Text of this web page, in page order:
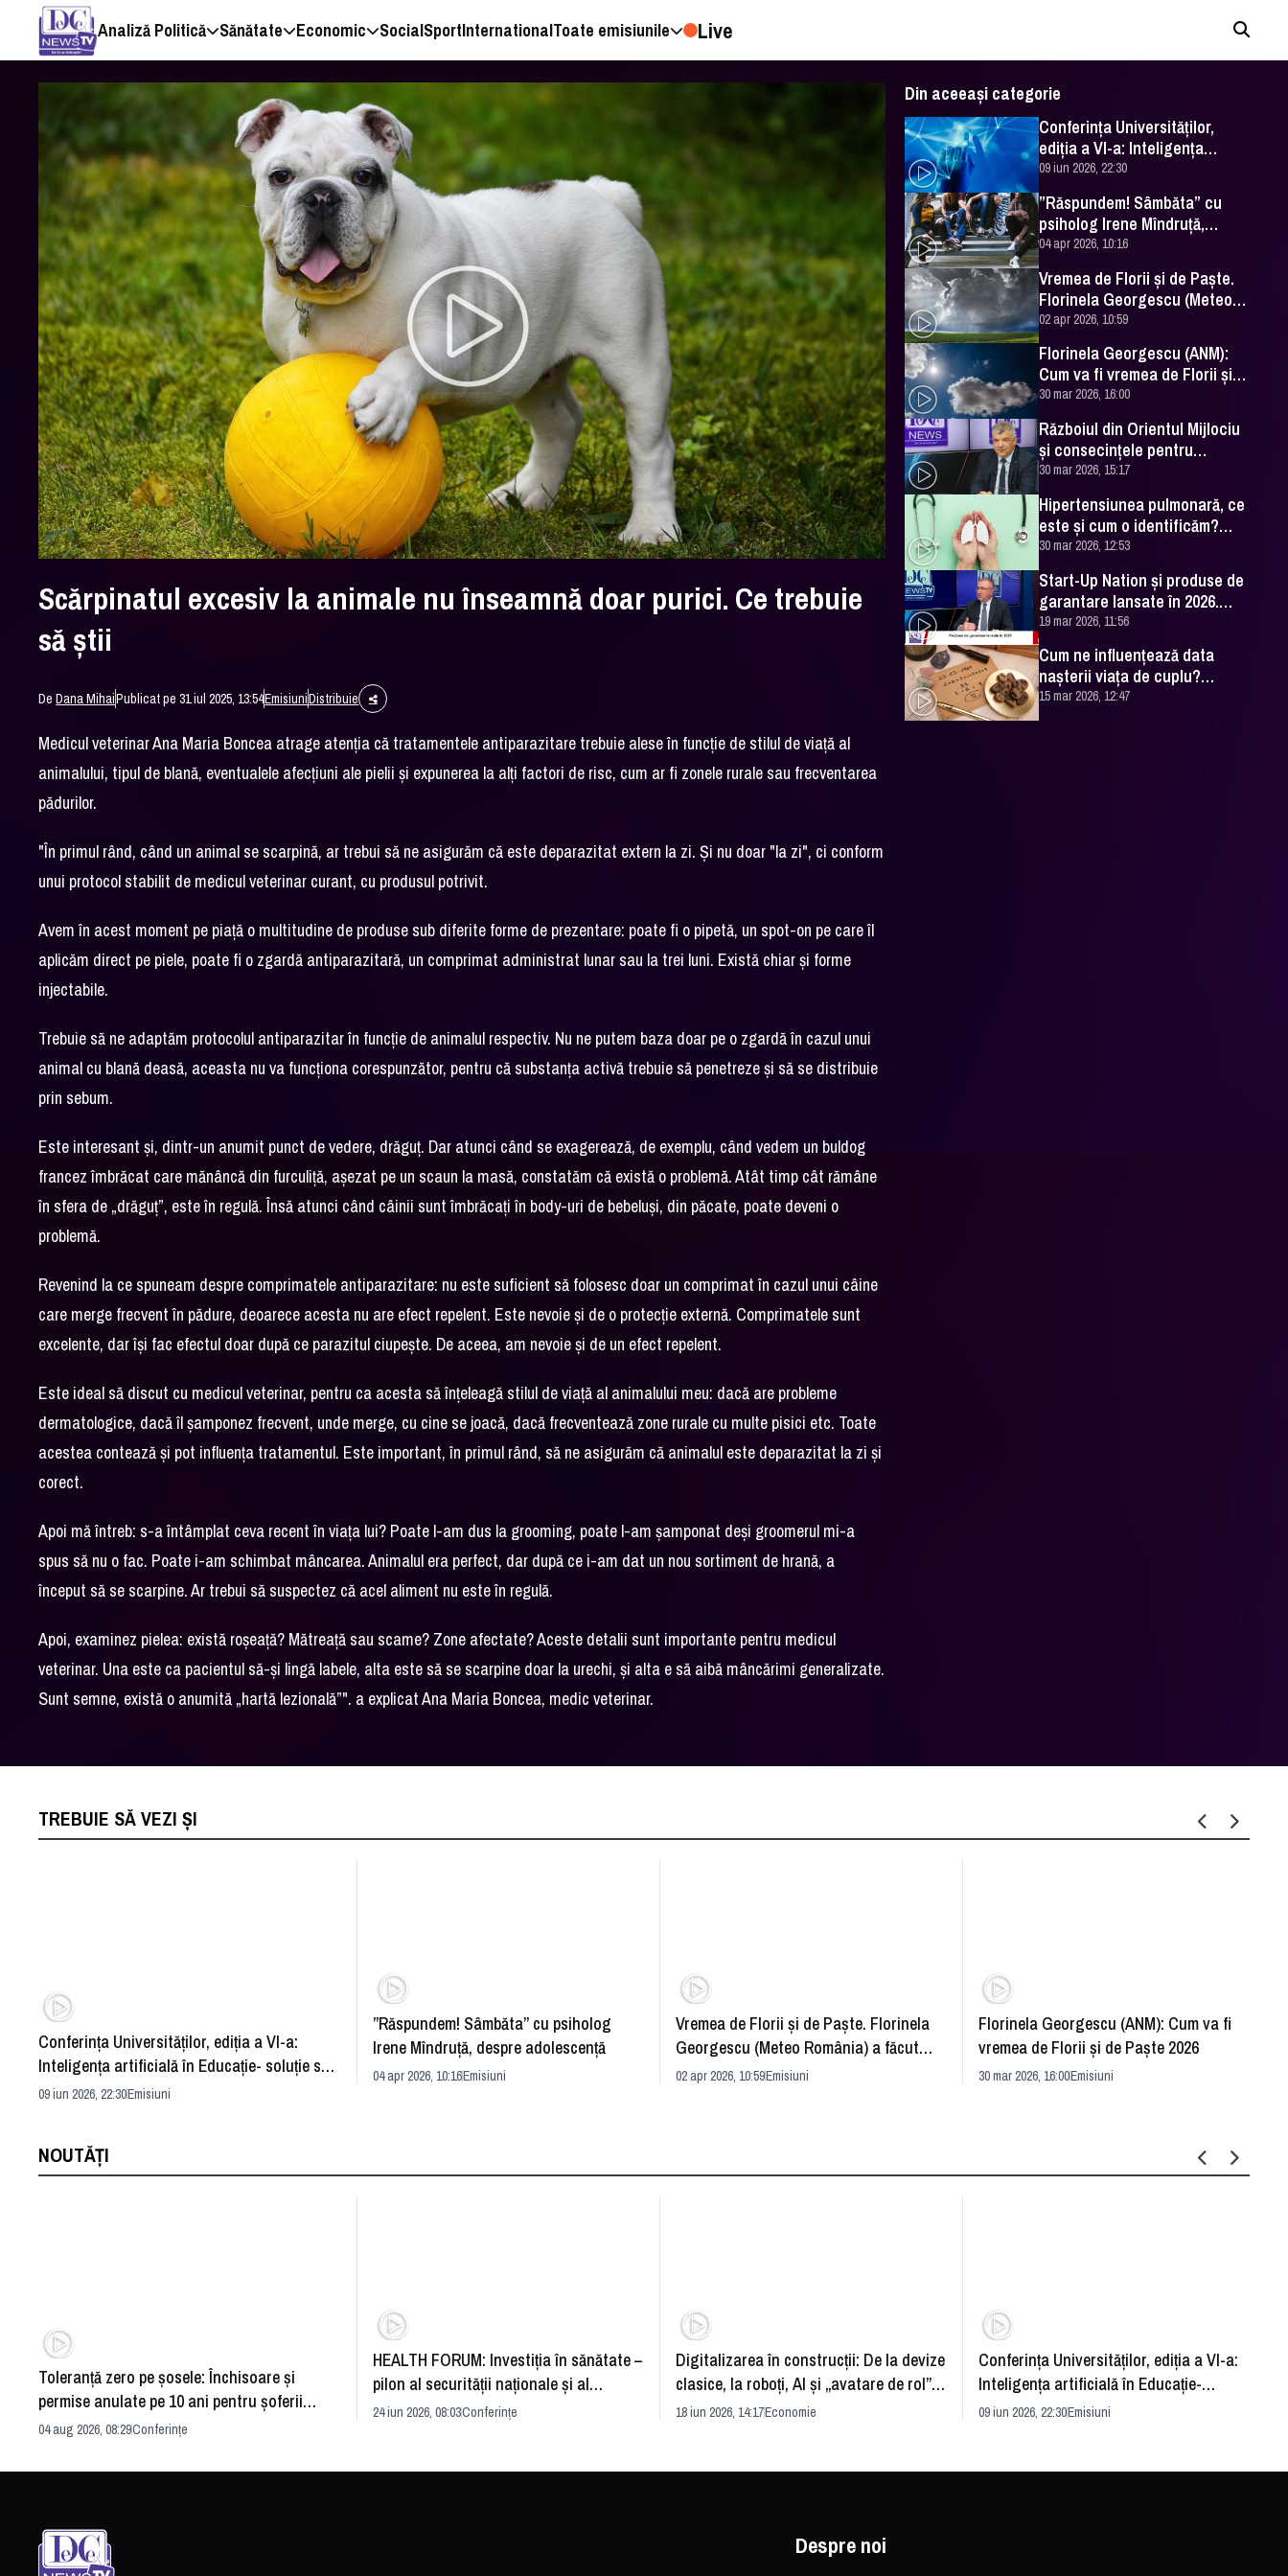
Analiză Politică Sănătate Economic SocialSportInternationalToate emisiunile Live
Scărpinatul excesiv la animale nu înseamnă doar purici. Ce trebuie
să știi
DeDana MihaiPublicat pe 31 iul 2025, 13:54EmisiuniDistribuie
Medicul veterinar Ana Maria Boncea atrage atenția că tratamentele antiparazitare trebuie alese în funcție de stilul de viață al
animalului, tipul de blană, eventualele afecțiuni ale pielii și expunerea la alți factori de risc, cum ar fi zonele rurale sau frecventarea
pădurilor.
"În primul rând, când un animal se scarpină, ar trebui să ne asigurăm că este deparazitat extern la zi. Și nu doar "la zi", ci conform
unui protocol stabilit de medicul veterinar curant, cu produsul potrivit.
Avem în acest moment pe piață o multitudine de produse sub diferite forme de prezentare: poate fi o pipetă, un spot-on pe care îl
aplicăm direct pe piele, poate fi o zgardă antiparazitară, un comprimat administrat lunar sau la trei luni. Există chiar și forme
injectabile.
Trebuie să ne adaptăm protocolul antiparazitar în funcție de animalul respectiv. Nu ne putem baza doar pe o zgardă în cazul unui
animal cu blană deasă, aceasta nu va funcționa corespunzător, pentru că substanța activă trebuie să penetreze și să se distribuie
prin sebum.
Este interesant și, dintr-un anumit punct de vedere, drăguț. Dar atunci când se exagerează, de exemplu, când vedem un buldog
francez îmbrăcat care mănâncă din furculiță, așezat pe un scaun la masă, constatăm că există o problemă. Atât timp cât rămâne
în sfera de „drăguț”, este în regulă. Însă atunci când câinii sunt îmbrăcați în body-uri de bebeluși, din păcate, poate deveni o
problemă.
Revenind la ce spuneam despre comprimatele antiparazitare: nu este suficient să folosesc doar un comprimat în cazul unui câine
care merge frecvent în pădure, deoarece acesta nu are efect repelent. Este nevoie și de o protecție externă. Comprimatele sunt
excelente, dar își fac efectul doar după ce parazitul ciupește. De aceea, am nevoie și de un efect repelent.
Este ideal să discut cu medicul veterinar, pentru ca acesta să înțeleagă stilul de viață al animalului meu: dacă are probleme
dermatologice, dacă îl șamponez frecvent, unde merge, cu cine se joacă, dacă frecventează zone rurale cu multe pisici etc. Toate
acestea contează și pot influența tratamentul. Este important, în primul rând, să ne asigurăm că animalul este deparazitat la zi și
corect.
Apoi mă întreb: s-a întâmplat ceva recent în viața lui? Poate l-am dus la grooming, poate l-am șamponat deși groomerul mi-a
spus să nu o fac. Poate i-am schimbat mâncarea. Animalul era perfect, dar după ce i-am dat un nou sortiment de hrană, a
început să se scarpine. Ar trebui să suspectez că acel aliment nu este în regulă.
Apoi, examinez pielea: există roșeață? Mătreață sau scame? Zone afectate? Aceste detalii sunt importante pentru medicul
veterinar. Una este ca pacientul să-și lingă labele, alta este să se scarpine doar la urechi, și alta e să aibă mâncărimi generalizate.
Sunt semne, există o anumită „hartă lezională”". a explicat Ana Maria Boncea, medic veterinar.
Din aceeași categorie
Conferința Universităților,
ediția a VI-a: Inteligența
artificială în Educație- soluție
sau problemă?
09 iun 2026, 22:30
”Răspundem! Sâmbăta” cu
psiholog Irene Mîndruță,
despre adolescență
04 apr 2026, 10:16
Vremea de Florii și de Paște.
Florinela Georgescu (Meteo
România) a făcut prognoza
02 apr 2026, 10:59
Florinela Georgescu (ANM):
Cum va fi vremea de Florii și
de Paște 2026
30 mar 2026, 16:00
Războiul din Orientul Mijlociu
și consecințele pentru
România. Excelența Sa Ovidiu
Dranga, interviu
30 mar 2026, 15:17
Hipertensiunea pulmonară, ce
este și cum o identificăm?
Explicațiile unui medic
specialist
30 mar 2026, 12:53
Start-Up Nation și produse de
garantare lansate în 2026.
Cătălin Leonte (FNGCIMM), la
DC News
19 mar 2026, 11:56
Cum ne influențează data
nașterii viața de cuplu?
Numerologul Romeo Popescu
are explicațiile
15 mar 2026, 12:47
TREBUIE SĂ VEZI ȘI
Conferința Universităților, ediția a VI-a:
Inteligența artificială în Educație- soluție sau
problemă?
09 iun 2026, 22:30Emisiuni
”Răspundem! Sâmbăta” cu psiholog
Irene Mîndruță, despre adolescență
04 apr 2026, 10:16Emisiuni
Vremea de Florii și de Paște. Florinela
Georgescu (Meteo România) a făcut
prognoza
02 apr 2026, 10:59Emisiuni
Florinela Georgescu (ANM): Cum va fi
vremea de Florii și de Paște 2026
30 mar 2026, 16:00Emisiuni
NOUTĂȚI
Toleranță zero pe șosele: Închisoare și
permise anulate pe 10 ani pentru șoferii
iresponsabili
04 aug 2026, 08:29Conferințe
HEALTH FORUM: Investiția în sănătate –
pilon al securității naționale și al
dezvoltării economice
24 iun 2026, 08:03Conferințe
Digitalizarea în construcții: De la devize
clasice, la roboți, AI și „avatare de rol”.
România și redefinirea industriei
18 iun 2026, 14:17Economie
Conferința Universităților, ediția a VI-a:
Inteligența artificială în Educație-
soluție sau problemă?
09 iun 2026, 22:30Emisiuni
Despre noi